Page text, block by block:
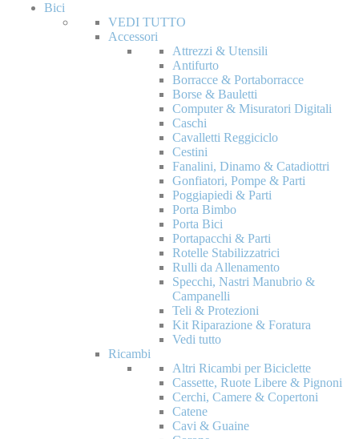
Bici
VEDI TUTTO
Accessori
Attrezzi & Utensili
Antifurto
Borracce & Portaborracce
Borse & Bauletti
Computer & Misuratori Digitali
Caschi
Cavalletti Reggiciclo
Cestini
Fanalini, Dinamo & Catadiottri
Gonfiatori, Pompe & Parti
Poggiapiedi & Parti
Porta Bimbo
Porta Bici
Portapacchi & Parti
Rotelle Stabilizzatrici
Rulli da Allenamento
Specchi, Nastri Manubrio &
Campanelli
Teli & Protezioni
Kit Riparazione & Foratura
Vedi tutto
Ricambi
Altri Ricambi per Biciclette
Cassette, Ruote Libere & Pignoni
Cerchi, Camere & Copertoni
Catene
Cavi & Guaine